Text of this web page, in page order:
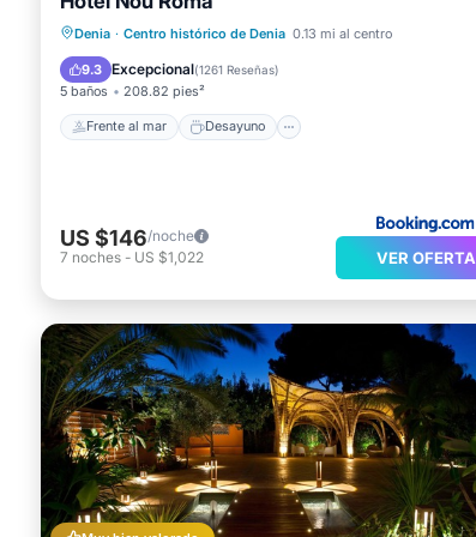
Denia · Centro histórico de Denia 0.13 mi al centro
9.3 Excepcional(1261 Reseñas)
5 baños 208.82 pies²
Frente al mar Desayuno
Frente al mar
Desayuno
Aparcamiento
US $146/noche
7 noches - US $1,022 VER OFERTA